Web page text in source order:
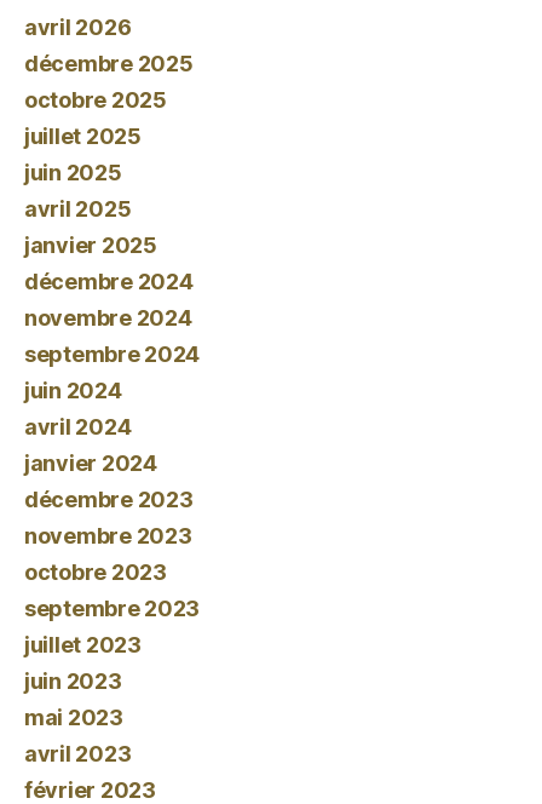
avril 2026
décembre 2025
octobre 2025
juillet 2025
juin 2025
avril 2025
janvier 2025
décembre 2024
novembre 2024
septembre 2024
juin 2024
avril 2024
janvier 2024
décembre 2023
novembre 2023
octobre 2023
septembre 2023
juillet 2023
juin 2023
mai 2023
avril 2023
février 2023